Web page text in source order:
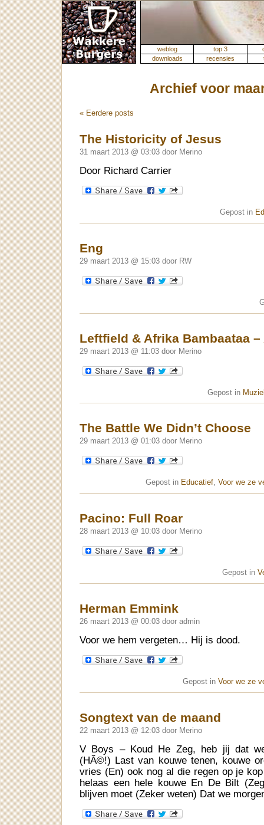
weblog top 3
downloads
recensies
Archief voor
« Eerdere posts
The Historicity of Jesus
31 maart 2013 @ 03:03 door Merino
Door Richard Carrier
Gepost in
Eng
29 maart 2013 @ 15:03 door RW
Leftfield & Afrika Bambaataa
29 maart 2013 @ 11:03 door Merino
Gepost in
The Battle We Didn’t Choose
29 maart 2013 @ 01:03 door Merino
Gepost in Educatief, Voor we ze
Pacino: Full Roar
28 maart 2013 @ 10:03 door Merino
Gepost in
Herman Emmink
26 maart 2013 @ 00:03 door admin
Voor we hem vergeten… Hij is dood.
Gepost in Voor we ze
Songtext van de maand
22 maart 2013 @ 12:03 door Merino
V Boys – Koud He Zeg, heb jij dat
(HÃ©!) Last van kouwe tenen, kouwe
vries (En) ook nog al die regen op je
helaas een hele kouwe En De Bilt
blijven moet (Zeker weten) Dat we